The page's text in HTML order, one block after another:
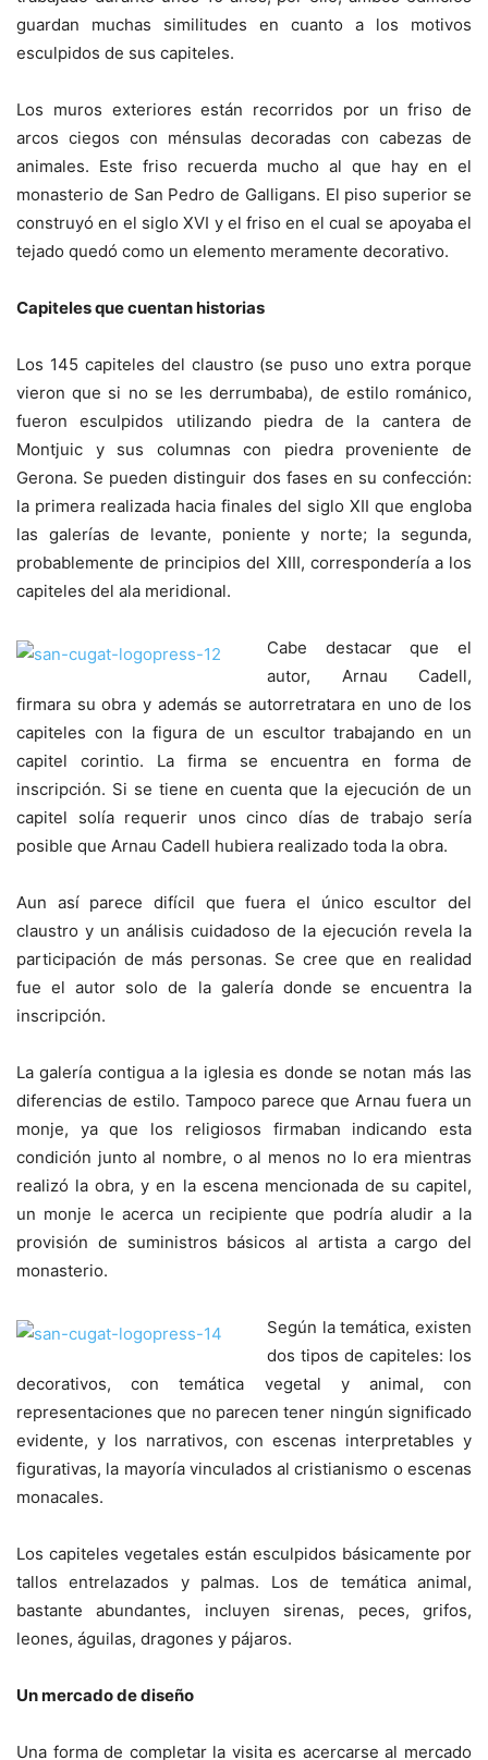
guardan muchas similitudes en cuanto a los motivos
esculpidos de sus capiteles.
Los muros exteriores están recorridos por un friso de
arcos ciegos con ménsulas decoradas con cabezas de
animales. Este friso recuerda mucho al que hay en el
monasterio de San Pedro de Galligans. El piso superior se
construyó en el siglo XVI y el friso en el cual se apoyaba el
tejado quedó como un elemento meramente decorativo.
Capiteles que cuentan historias
Los 145 capiteles del claustro (se puso uno extra porque
vieron que si no se les derrumbaba), de estilo románico,
fueron esculpidos utilizando piedra de la cantera de
Montjuic y sus columnas con piedra proveniente de
Gerona. Se pueden distinguir dos fases en su confección:
la primera realizada hacia finales del siglo XII que engloba
las galerías de levante, poniente y norte; la segunda,
probablemente de principios del XIII, correspondería a los
capiteles del ala meridional.
Cabe destacar que el
autor, Arnau Cadell,
firmara su obra y además se autorretratara en uno de los
capiteles con la figura de un escultor trabajando en un
capitel corintio. La firma se encuentra en forma de
inscripción. Si se tiene en cuenta que la ejecución de un
capitel solía requerir unos cinco días de trabajo sería
posible que Arnau Cadell hubiera realizado toda la obra.
Aun así parece difícil que fuera el único escultor del
claustro y un análisis cuidadoso de la ejecución revela la
participación de más personas. Se cree que en realidad
fue el autor solo de la galería donde se encuentra la
inscripción.
La galería contigua a la iglesia es donde se notan más las
diferencias de estilo. Tampoco parece que Arnau fuera un
monje, ya que los religiosos firmaban indicando esta
condición junto al nombre, o al menos no lo era mientras
realizó la obra, y en la escena mencionada de su capitel,
un monje le acerca un recipiente que podría aludir a la
provisión de suministros básicos al artista a cargo del
monasterio.
Según la temática, existen
dos tipos de capiteles: los
decorativos, con temática vegetal y animal, con
representaciones que no parecen tener ningún significado
evidente, y los narrativos, con escenas interpretables y
figurativas, la mayoría vinculados al cristianismo o escenas
monacales.
Los capiteles vegetales están esculpidos básicamente por
tallos entrelazados y palmas. Los de temática animal,
bastante abundantes, incluyen sirenas, peces, grifos,
leones, águilas, dragones y pájaros.
Un mercado de diseño
Una forma de completar la visita es acercarse al mercado